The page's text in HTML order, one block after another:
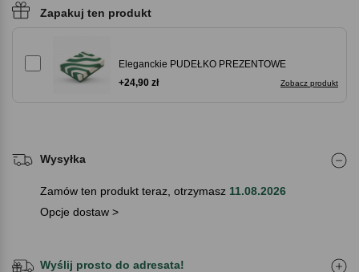
Zapakuj ten produkt
Eleganckie PUDEŁKO PREZENTOWE
Zobacz produkt
+24,90 zł
Wysyłka
Zamów ten produkt teraz, otrzymasz 11.08.2026
Opcje dostaw >
Wyślij prosto do adresata!